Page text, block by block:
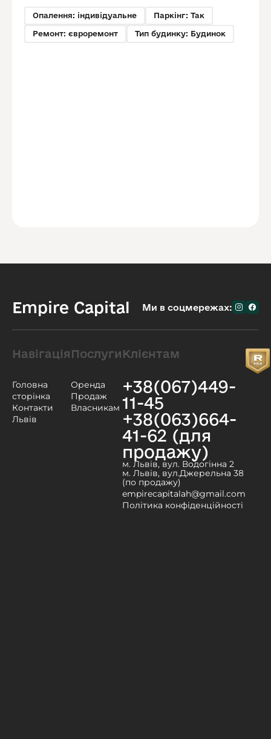
Опалення: індивідуальне Паркінг: Так
Ремонт: євроремонт Тип будинку: Будинок
Empire Capital Ми в соцмережах:
Навігація
Головна
сторінка
Контакти
Львів
Послуги
Оренда
Продаж
Власникам
Клієнтам
+38(067)449-
11-45
+38(063)664-
41-62 (для
продажу)
м. Львів, вул. Водогінна 2
м. Львів, вул.Джерельна 38
(по продажу)
empirecapitalah@gmail.com
Політика конфіденційності